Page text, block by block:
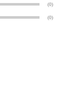
(0)
(0)